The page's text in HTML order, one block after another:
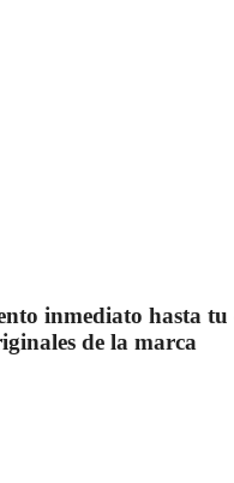
inmediato hasta
de la marca